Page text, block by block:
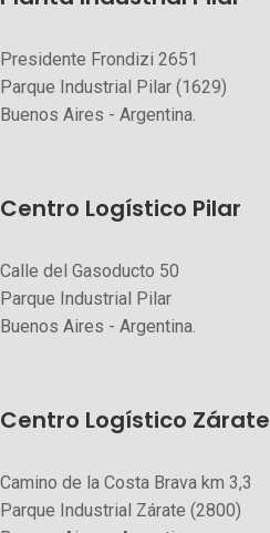
Presidente Frondizi 2651
Parque Industrial Pilar (1629)
Buenos Aires - Argentina.
Centro Logístico Pilar
Calle del Gasoducto 50
Parque Industrial Pilar
Buenos Aires - Argentina.
Centro Logístico Zárate
Camino de la Costa Brava km 3,3
Parque Industrial Zárate (2800)